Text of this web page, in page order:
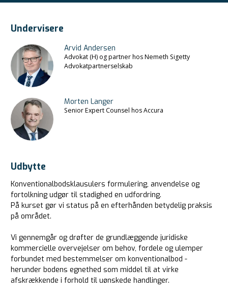
Undervisere
Arvid Andersen
Advokat (H) og partner hos Nemeth Sigetty
Advokatpartnerselskab
Morten Langer
Senior Expert Counsel hos Accura
Udbytte
Konventionalbodsklausulers formulering, anvendelse og
fortolkning udgør til stadighed en udfordring.
På kurset gør vi status på en efterhånden betydelig praksis
på området.
Vi gennemgår og drøfter de grundlæggende juridiske
kommercielle overvejelser om behov, fordele og ulemper
forbundet med bestemmelser om konventionalbod -
herunder bodens egnethed som middel til at virke
afskrækkende i forhold til uønskede handlinger.